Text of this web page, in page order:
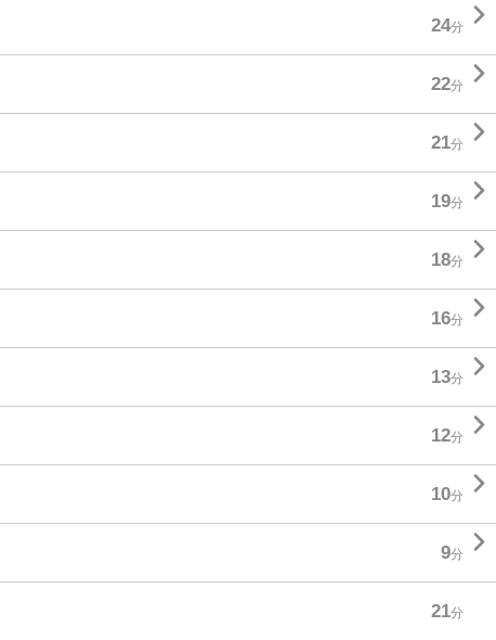
24分 
22分 
21分 
19分 
18分 
16分 
13分 
12分 
10分 
9分 
21分